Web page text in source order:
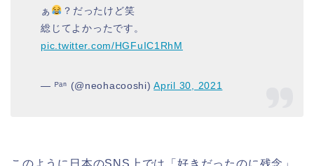
ぁ
？だったけど笑
総じてよかったです。
pic.twitter.com/HGFuIC1RhM
— ᴾᵃⁿ (@neohacooshi)April 30, 2021
このように日本のSNS上では「好きだったのに残念」